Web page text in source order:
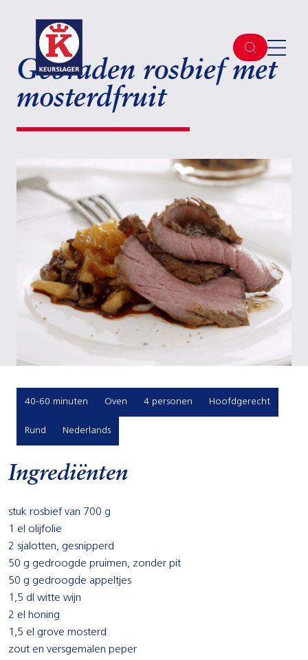
Gebraden rosbief met
mosterdfruit
40-60 minuten Oven 4 personen Hoofdgerecht
Rund Nederlands
Ingrediënten
stuk rosbief van 700 g
1 el olijfolie
2 sjalotten, gesnipperd
50 g gedroogde pruimen, zonder pit
50 g gedroogde appeltjes
1,5 dl witte wijn
2 el honing
1,5 el grove mosterd
zout en versgemalen peper